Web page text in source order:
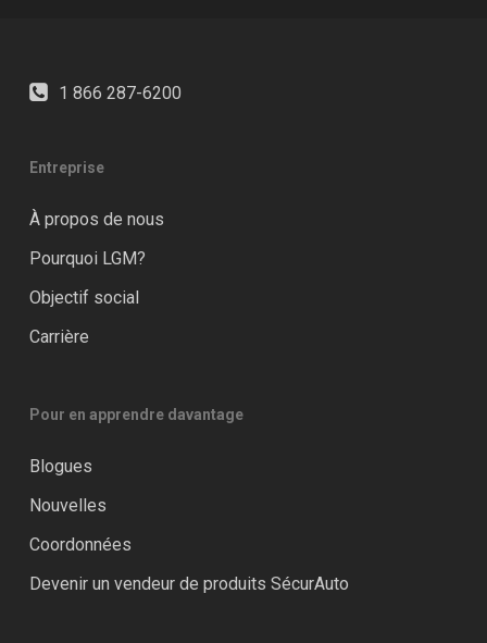
1 866 287-6200
Entreprise
À propos de nous
Pourquoi LGM?
Objectif social
Carrière
Pour en apprendre davantage
Blogues
Nouvelles
Coordonnées
Devenir un vendeur de produits SécurAuto